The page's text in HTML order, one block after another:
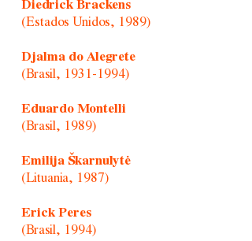
Diedrick Brackens
(Estados Unidos, 1989)
Djalma do Alegrete
(Brasil, 1931-1994)
Eduardo Montelli
(Brasil, 1989)
Emilija Škarnulytė
(Lituania, 1987)
Erick Peres
(Brasil, 1994)